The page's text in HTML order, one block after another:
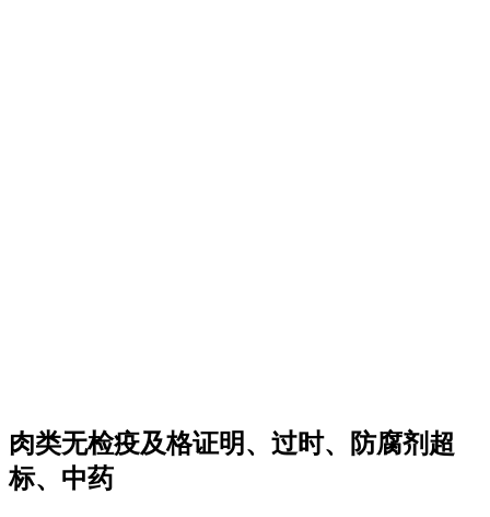
肉类无检疫及格证明、过时、防腐剂超
标、中药